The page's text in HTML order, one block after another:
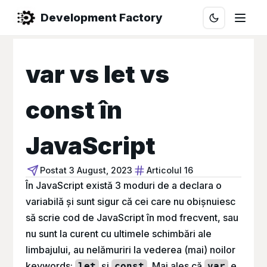
Development Factory
var vs let vs
const în
JavaScript
Postat 3 August, 2023 Articolul 16
În JavaScript există 3 moduri de a declara o
variabilă și sunt sigur că cei care nu obișnuiesc
să scrie cod de JavaScript în mod frecvent, sau
nu sunt la curent cu ultimele schimbări ale
limbajului, au nelămuriri la vederea (mai) noilor